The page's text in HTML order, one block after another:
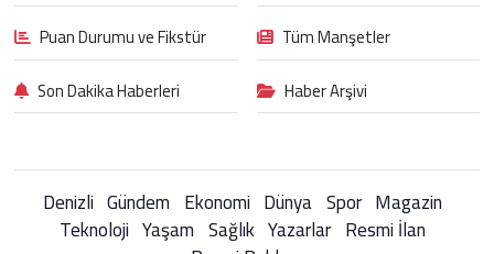
Puan Durumu ve Fikstür
Tüm Manşetler
Son Dakika Haberleri
Haber Arşivi
Denizli Gündem Ekonomi Dünya Spor Magazin
Teknoloji Yaşam Sağlık Yazarlar Resmi İlan